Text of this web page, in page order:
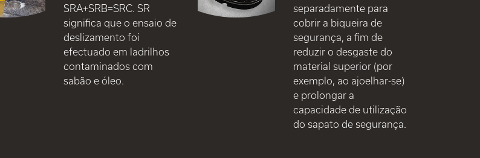
SRA+SRB=SRC. SR
significa que o ensaio de
deslizamento foi
efectuado em ladrilhos
contaminados com
sabão e óleo.
separadamente para
cobrir a biqueira de
segurança, a fim de
reduzir o desgaste do
material superior (por
exemplo, ao ajoelhar-se)
e prolongar a
capacidade de utilização
do sapato de segurança.